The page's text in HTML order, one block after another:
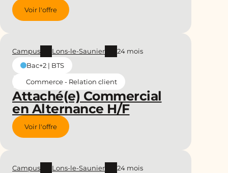
Voir l'offre
Attaché(e) Commercial
en Alternance H/F
Campus Lons-le-Saunier
24 mois
Bac+2 | BTS
Commerce - Relation client
Voir l'offre
Campus Lons-le-Saunier
24 mois